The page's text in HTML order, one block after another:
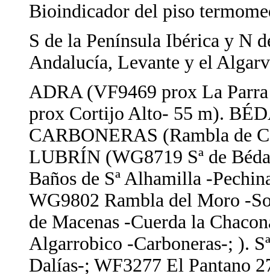
Bioindicador del piso
S de la Península Ibérica y N
Andalucía, Levante y el
ADRA (VF9469 prox La
prox Cortijo Alto- 55 m).
CARBONERAS (Rambla de
LUBRÍN (WG8719 Sª de
Baños de Sª Alhamilla -
WG9802 Rambla del Moro -
de Macenas -Cuerda la
Algarrobico -Carboneras-; ).
Dalías-; WF3277 El Pantano